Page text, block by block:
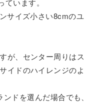
サイズ小さい8cmのユ
が、センター周りはス
イドのハイレンジのよ
ドを選んだ場合でも、